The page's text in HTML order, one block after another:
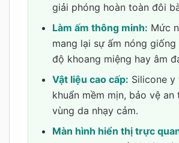
giải phóng hoàn toàn đôi
Làm ấm thông minh: Mức
mang lại sự ấm nóng giống
độ khoang miệng hay âm
Vật liệu cao cấp: Silicone y
khuẩn mềm mịn, bảo vệ an
vùng da nhạy cảm.
Màn hình hiển thị trực